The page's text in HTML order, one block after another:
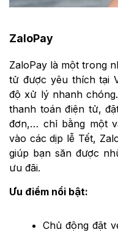
ZaloPay
ZaloPay là một trong
tử được yêu thích tại
độ xử lý nhanh
thanh toán điện tử,
đơn,… chỉ bằng một
vào các dịp lễ Tết,
giúp bạn săn được
ưu đãi.
Ưu điểm nổi bật:
Chủ động đặt